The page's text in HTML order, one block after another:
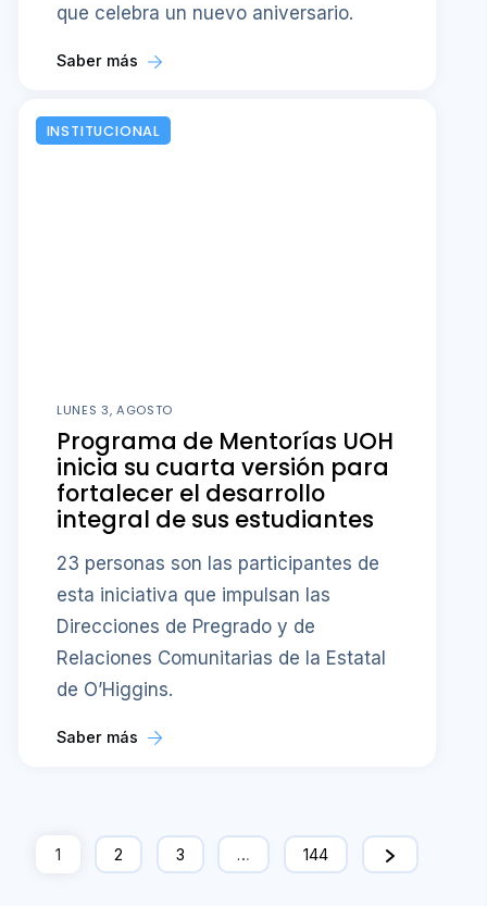
que celebra un nuevo aniversario.
Saber más
INSTITUCIONAL
LUNES 3, AGOSTO
Programa de Mentorías UOH
inicia su cuarta versión para
fortalecer el desarrollo
integral de sus estudiantes
23 personas son las participantes de
esta iniciativa que impulsan las
Direcciones de Pregrado y de
Relaciones Comunitarias de la Estatal
de O’Higgins.
Saber más
1 2 3 … 144